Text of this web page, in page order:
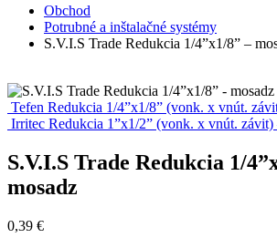
Obchod
Potrubné a inštalačné systémy
S.V.I.S Trade Redukcia 1/4”x1/8” –
Tefen Redukcia 1/4”x1/8” (vonk. x vnút.
Irritec Redukcia 1”x1/2” (vonk. x vnút. závit)
S.V.I.S Trade Redukcia 1/
mosadz
0,39 €